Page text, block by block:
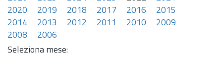
2020
2019 2018 2017 2016
2015
2014
2013 2012 2011 2010
2009
2008
2006
Seleziona mese: